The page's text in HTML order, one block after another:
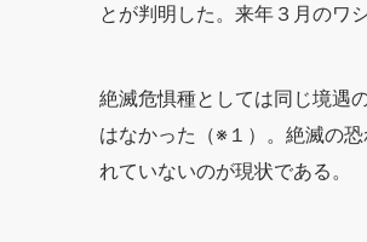
とが判明した。来年３月のワ
絶滅危惧種としては同じ境遇
はなかった（※１）。絶滅の
れていないのが現状である。